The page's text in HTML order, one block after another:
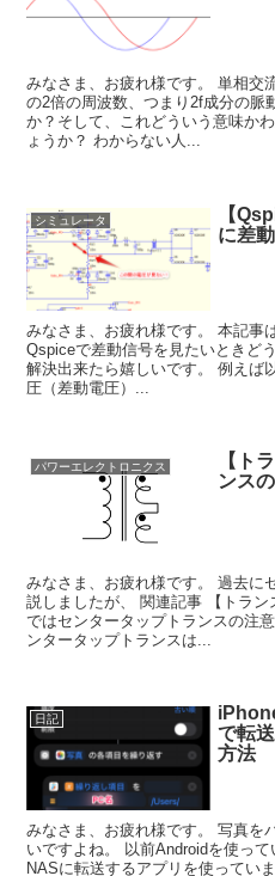
みなさま、お疲れ様です。 単相交
の2倍の周波数、つまり2f成分の脈
か？そして、これどういう意味か
ょうか？ わからない人...
シミュレータ
【
に差
みなさま、お疲れ様です。 本記事
Qspiceで差動信号を見たいときど
解決出来たら嬉しいです。 例えば
圧（差動電圧）...
パワーエレクトロニクス
【ト
ンス
みなさま、お疲れ様です。 過去に
説しましたが、 関連記事 【トラ
ではセンタータップトランスの注
ンタータップトランスは...
日記
で転
方法
みなさま、お疲れ様です。 写真を
いですよね。 以前Androidを使っ
NASに転送するアプリを使ってい